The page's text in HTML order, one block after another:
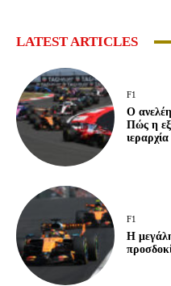
LATEST ARTICLES
F1
Ο
Πώς η
F1
Η